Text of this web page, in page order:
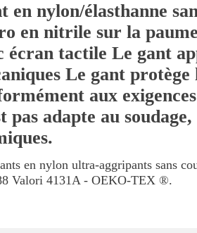
en nylon/élasthanne
en nitrile sur la
écran tactile Le gant
Le gant
aux
pas adapte au
en nylon ultra-aggripants sans
Valori 4131A - OEKO-TEX ®.